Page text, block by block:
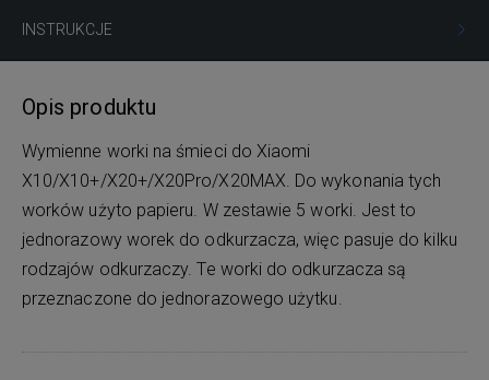
INSTRUKCJE
Opis produktu
Wymienne worki na śmieci do Xiaomi
X10/X10+/X20+/X20Pro/X20MAX. Do wykonania tych
worków użyto papieru. W zestawie 5 worki. Jest to
jednorazowy worek do odkurzacza, więc pasuje do kilku
rodzajów odkurzaczy. Te worki do odkurzacza są
przeznaczone do jednorazowego użytku.